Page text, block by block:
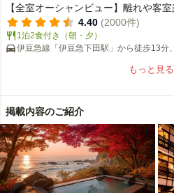
【全室オーシャンビュー】離れや客
伊豆・下田温泉の味覚に舌鼓。ペット
4.40 (2000件)
1泊2食付き（朝・夕）
伊豆急線「伊豆急下田駅」から徒歩13分
もっと見る
掲載内容のご紹介